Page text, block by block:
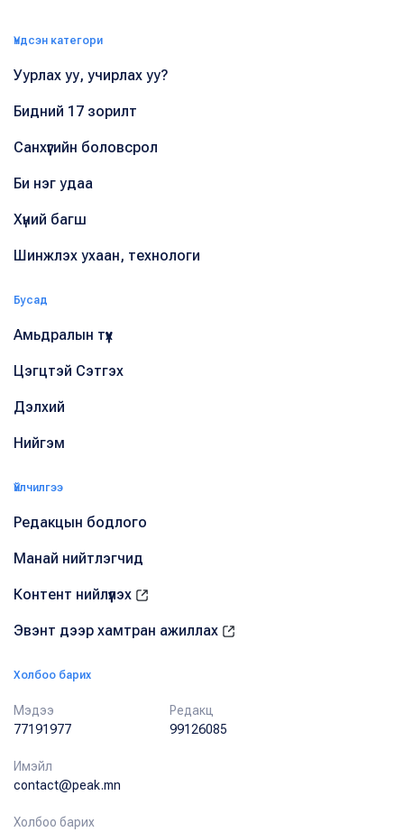
Үндсэн категори
Уурлах уу, учирлах уу?
Бидний 17 зорилт
Санхүүгийн боловсрол
Би нэг удаа
Хүний багш
Шинжлэх ухаан, технологи
Бусад
Амьдралын түүх
Цэгцтэй Сэтгэх
Дэлхий
Нийгэм
Үйлчилгээ
Редакцын бодлого
Манай нийтлэгчид
Контент нийлүүлэх
Эвэнт дээр хамтран ажиллах
Холбоо барих
Мэдээ
77191977
Редакц
99126085
Имэйл
contact@peak.mn
Холбоо барих